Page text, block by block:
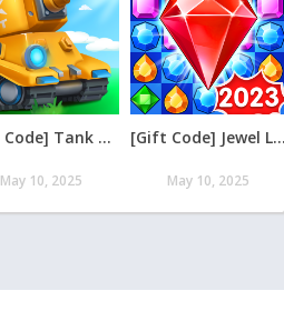
[Gift Code] Tank Raid: Epic Tank War Games mới nhất 08/2026
May 10, 2025
[Gift Code] Jewel Legend – Xếp
May 10, 2025